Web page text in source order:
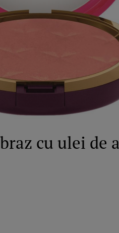
cu ulei de